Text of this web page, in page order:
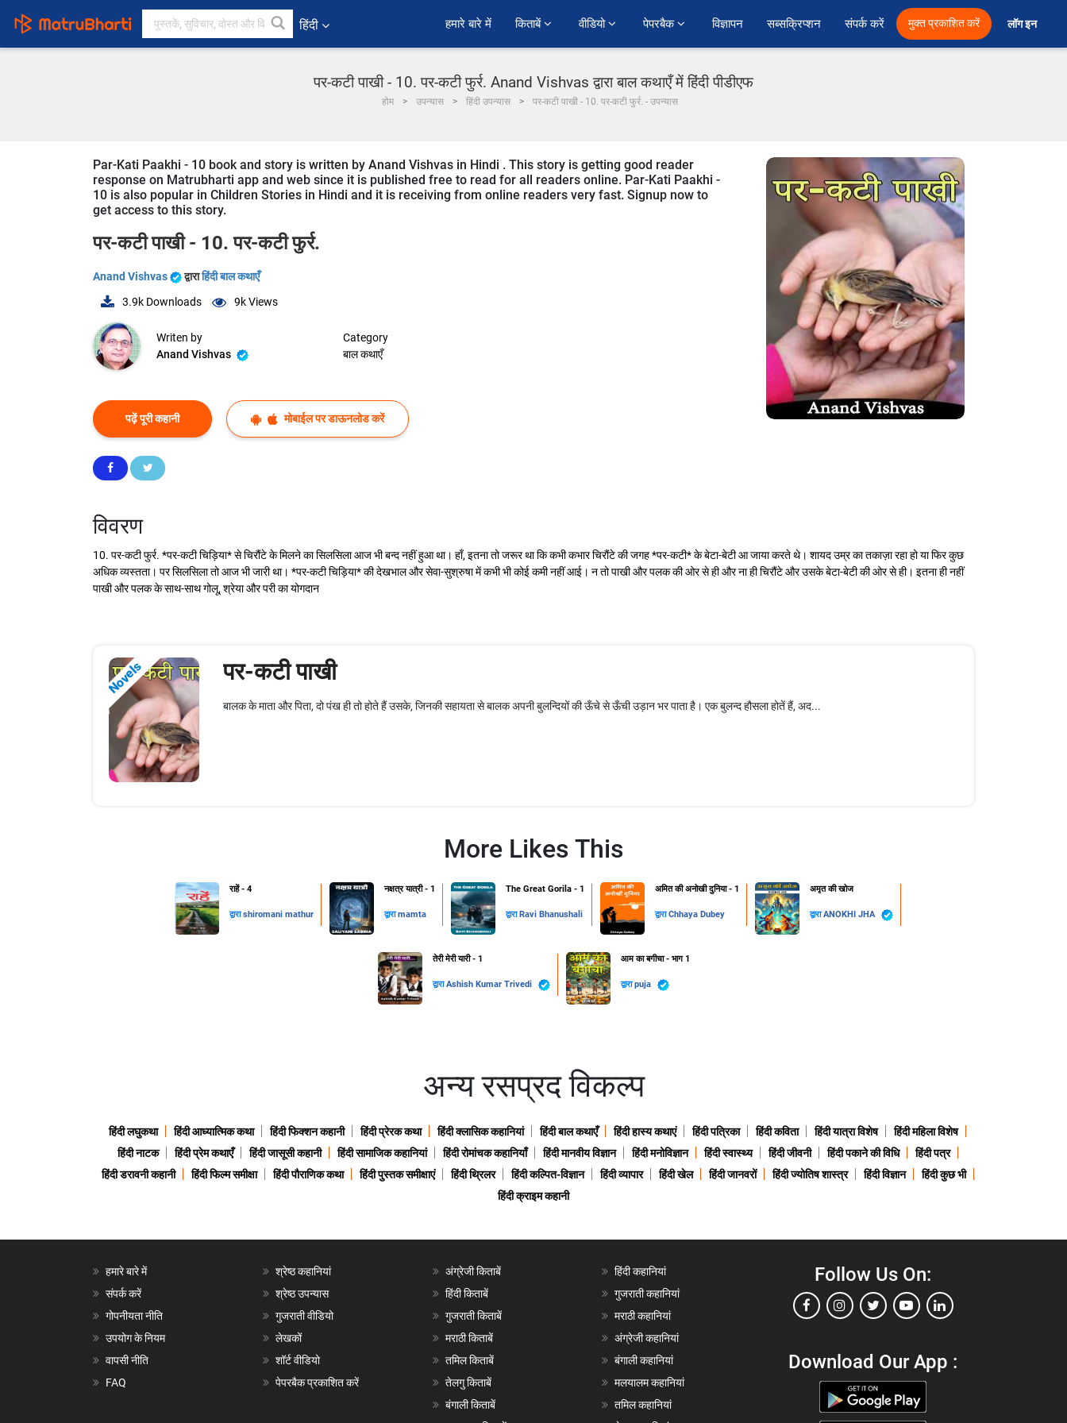
हिंदी हमारे बारे में किताबें वीडियो पेपरबैक विज्ञापन सब्सक्रिप्शन संपर्क करें मुक्त प्रकाशित करें लॉग इन
पर-कटी पाखी - 10. पर-कटी फुर्र. Anand Vishvas द्वारा बाल कथाएँ में हिंदी पीडीएफ
होम उपन्यास हिंदी उपन्यास पर-कटी पाखी - 10. पर-कटी फुर्र. - उपन्यास
Par-Kati Paakhi - 10 book and story is written by Anand Vishvas in Hindi . This story is getting good reader
response on Matrubharti app and web since it is published free to read for all readers online. Par-Kati Paakhi -
10 is also popular in Children Stories in Hindi and it is receiving from online readers very fast. Signup now to
get access to this story.
पर-कटी पाखी - 10. पर-कटी फुर्र.
Anand Vishvas द्वाराहिंदी बाल कथाएँ
3.9k Downloads 9kViews
Writen by
Anand Vishvas
Category
बाल कथाएँ
पढ़ें पूरी कहानी मोबाईल पर डाऊनलोड करें
विवरण
10. पर-कटी फुर्र. *पर-कटी चिड़िया* से चिरौंटे के मिलने का सिलसिला आज भी बन्द नहीं हुआ था। हाँ, इतना तो जरूर था कि कभी कभार चिरौंटे की जगह *पर-कटी* के बेटा-बेटी आ जाया करते थे। शायद उम्र का तकाज़ा रहा हो या फिर कुछ
अधिक व्यस्तता। पर सिलसिला तो आज भी जारी था। *पर-कटी चिड़िया* की देखभाल और सेवा-सुश्रुषा में कभी भी कोई कमी नहीं आई। न तो पाखी और पलक की ओर से ही और ना ही चिरौंटे और उसके बेटा-बेटी की ओर से ही। इतना ही नहीं
पाखी और पलक के साथ-साथ गोलू, श्रेया और परी का योगदान
Novels पर-कटी पाखी
बालक के माता और पिता, दो पंख ही तो होते हैं उसके, जिनकी सहायता से बालक अपनी बुलन्दियों की ऊँचे से ऊँची उड़ान भर पाता है। एक बुलन्द हौसला होतें हैं, अद...
More Likes This
राहें - 4
द्वाराshiromani mathur
​नक्षत्र यात्री - 1
द्वाराmamta
The Great Gorila - 1
द्वारा Ravi Bhanushali
अमित की अनोखी दुनिया - 1
द्वाराChhaya Dubey
अमृत की खोज
द्वाराANOKHI JHA
तेरी मेरी यारी - 1
द्वाराAshish Kumar Trivedi
आम का बगीचा - भाग 1
द्वाराpuja
अन्य रसप्रद विकल्प
हिंदी लघुकथा हिंदी आध्यात्मिक कथा हिंदी फिक्शन कहानी हिंदी प्रेरक कथा हिंदी क्लासिक कहानियां हिंदी बाल कथाएँ हिंदी हास्य कथाएं हिंदी पत्रिका हिंदी कविता हिंदी यात्रा विशेष
हिंदी महिला विशेष
हिंदी नाटक
हिंदी प्रेम कथाएँ हिंदी जासूसी कहानी हिंदी सामाजिक कहानियां हिंदी रोमांचक कहानियाँ हिंदी मानवीय विज्ञान हिंदी मनोविज्ञान हिंदी स्वास्थ्य हिंदी जीवनी हिंदी पकाने की विधि
हिंदी पत्र
हिंदी डरावनी कहानी
हिंदी फिल्म समीक्षा हिंदी पौराणिक कथा हिंदी पुस्तक समीक्षाएं हिंदी थ्रिलर हिंदी कल्पित-विज्ञान हिंदी व्यापार हिंदी खेल हिंदी जानवरों हिंदी ज्योतिष शास्त्र हिंदी विज्ञान
हिंदी कुछ भी
हिंदी क्राइम कहानी
हमारे बारे में
संपर्क करें
गोपनीयता नीति
उपयोग के नियम
वापसी नीति
FAQ
श्रेष्ठ कहानियां
श्रेष्ठ उपन्यास
गुजराती वीडियो
लेखकों
शॉर्ट वीडियो
पेपरबैक प्रकाशित करें
अंग्रेजी किताबें
हिंदी किताबें
गुजराती किताबें
मराठी किताबें
तमिल किताबें
तेलगु किताबें
बंगाली किताबें
हिंदी कहानियां
गुजराती कहानियां
मराठी कहानियां
अंग्रेजी कहानियां
बंगाली कहानियां
मलयालम कहानियां
तमिल कहानियां
Follow Us On:
Download Our App :